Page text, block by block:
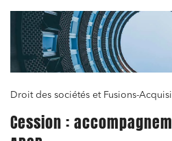
Droit des sociétés et Fusions-
Cession :